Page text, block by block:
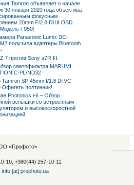
Tamron объявляет о начале
30 января 2020 года объектива
фокусным
20mm F/2.8 Di III OSD
F050)
Panasonic Lumix DC-
получила адаптеры Bluetooth
7 против Sony a7R III.
светофильтра MARUMI
C-PL/ND32
Tamron SP 45mm f/1.8 Di VC
Офигеть полтинник!
Photonics i-6 – Обзор
вспышки со встроенным
и высокоскоростной
«Профото»
10, +380(44) 257-10-11
info [at] prophoto.ua